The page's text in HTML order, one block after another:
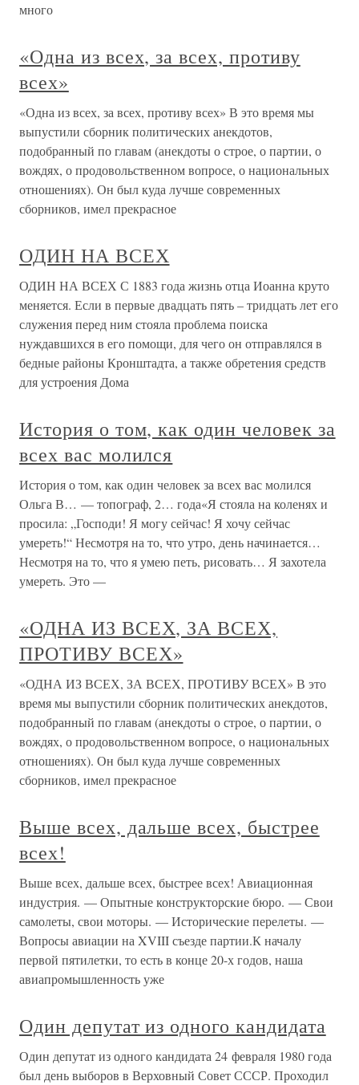
много
«Одна из всех, за всех, противу
всех»
«Одна из всех, за всех, противу всех» В это время мы
выпустили сборник политических анекдотов,
подобранный по главам (анекдоты о строе, о партии, о
вождях, о продовольственном вопросе, о национальных
отношениях). Он был куда лучше современных
сборников, имел прекрасное
ОДИН НА ВСЕХ
ОДИН НА ВСЕХ С 1883 года жизнь отца Иоанна круто
меняется. Если в первые двадцать пять – тридцать лет его
служения перед ним стояла проблема поиска
нуждавшихся в его помощи, для чего он отправлялся в
бедные районы Кронштадта, а также обретения средств
для устроения Дома
История о том, как один человек за
всех вас молился
История о том, как один человек за всех вас молился
Ольга В… — топограф, 2… года«Я стояла на коленях и
просила: „Господи! Я могу сейчас! Я хочу сейчас
умереть!“ Несмотря на то, что утро, день начинается…
Несмотря на то, что я умею петь, рисовать… Я захотела
умереть. Это —
«ОДНА ИЗ ВСЕХ, ЗА ВСЕХ,
ПРОТИВУ ВСЕХ»
«ОДНА ИЗ ВСЕХ, ЗА ВСЕХ, ПРОТИВУ ВСЕХ» В это
время мы выпустили сборник политических анекдотов,
подобранный по главам (анекдоты о строе, о партии, о
вождях, о продовольственном вопросе, о национальных
отношениях). Он был куда лучше современных
сборников, имел прекрасное
Выше всех, дальше всех, быстрее
всех!
Выше всех, дальше всех, быстрее всех! Авиационная
индустрия. — Опытные конструкторские бюро. — Свои
самолеты, свои моторы. — Исторические перелеты. —
Вопросы авиации на XVIII съезде партии.К началу
первой пятилетки, то есть в конце 20-х годов, наша
авиапромышленность уже
Один депутат из одного кандидата
Один депутат из одного кандидата 24 февраля 1980 года
был день выборов в Верховный Совет СССР. Проходил